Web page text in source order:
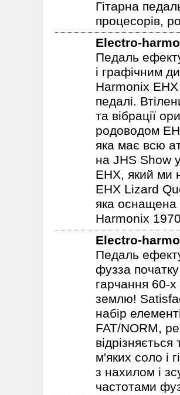
Гітарна
процесорів,
Electro-
Педаль
і графічним
Harmonix
педалі.
та вібрації
родоводом
яка має всю
на JHS Show
EHX, який ми
EHX Lizard
яка оснащена
Harmonix
Electro-
Педаль
фузза
гарчання 60-
землю!
набір
FAT/NORM,
м'яких соло і
з нахилом і
частотами